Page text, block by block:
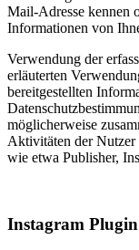
Mail-Adresse kennen
Informationen von
Verwendung der
erläuterten
bereitgestellten
möglicherweise
Aktivitäten der Nutzer
wie etwa Publisher,
Instagram Plugin